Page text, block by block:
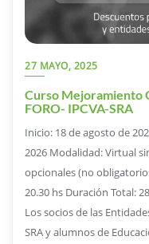
27 MAYO, 2025
Curso Mejoramiento
FORO- IPCVA-SRA
Inicio: 18 de agosto de
2026 Modalidad: Virtual
opcionales (no
20.30 hs Duración Total:
Los socios de las
SRA y alumnos de